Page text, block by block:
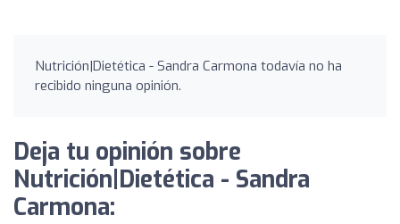
Nutrición|Dietética - Sandra Carmona todavía no ha
recibido ninguna opinión.
Deja tu opinión sobre
Nutrición|Dietética - Sandra
Carmona: